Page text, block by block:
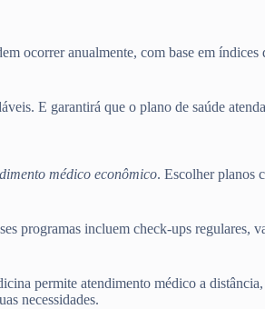
ocorrer anualmente, com base em
E garantirá que o plano de saúde
médico econômico. Escolher planos
programas incluem check-ups
permite atendimento médico a
necessidades.